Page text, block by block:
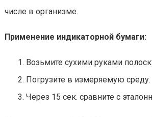
числе в организме.
Применение индикаторной бумаги:
Возьмите сухими руками
Погрузите в измеряемую среду.
Через 15 сек. сравните с